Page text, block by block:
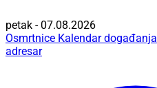
petak - 07.08.2026
Osmrtnice Kalendar događanja
adresar